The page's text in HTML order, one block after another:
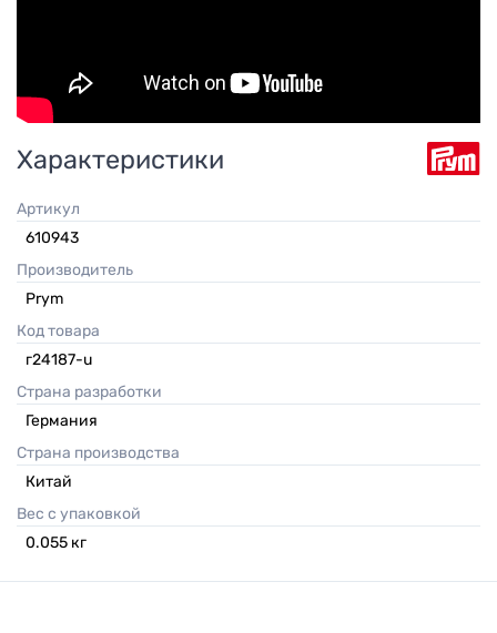
Характеристики
Артикул
610943
Производитель
Prym
Код товара
г24187-u
Страна разработки
Германия
Страна производства
Китай
Вес с упаковкой
0.055 кг